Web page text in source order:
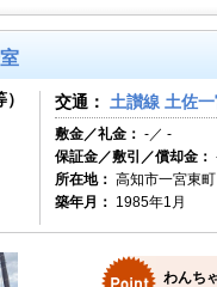
交通： 土讃線 土佐
敷金／礼金： -／ -
保証金／敷引／償却金：
所在地： 高知市一宮東町
築年月： 1985年1月
わんち